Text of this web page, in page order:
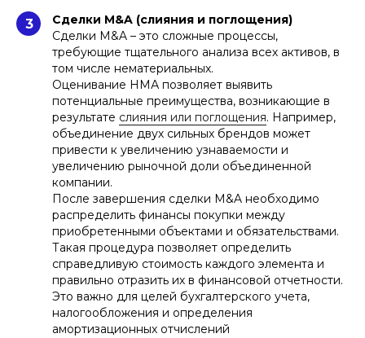
3
Сделки M&A (слияния и поглощения)
Сделки M&A – это сложные процессы,
требующие тщательного анализа всех активов, в
том числе нематериальных.
Оценивание НМА позволяет выявить
потенциальные преимущества, возникающие в
результате слияния или поглощения. Например,
объединение двух сильных брендов может
привести к увеличению узнаваемости и
увеличению рыночной доли объединенной
компании.
После завершения сделки M&A необходимо
распределить финансы покупки между
приобретенными объектами и обязательствами.
Такая процедура позволяет определить
справедливую стоимость каждого элемента и
правильно отразить их в финансовой отчетности.
Это важно для целей бухгалтерского учета,
налогообложения и определения
амортизационных отчислений